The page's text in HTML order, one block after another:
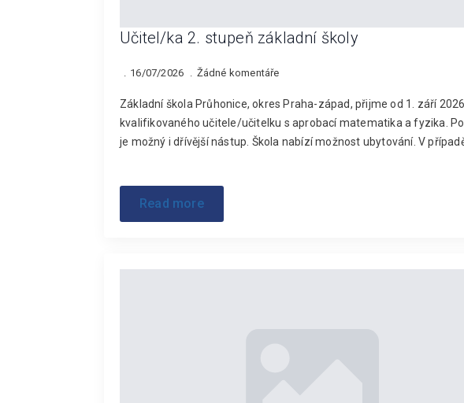
Učitel/ka 2. stupeň základní školy
16/07/2026 Žádné komentáře
Základní škola Průhonice, okres Praha-západ, přijme od 1. září 2026
kvalifikovaného učitele/učitelku s aprobací matematika a fyzika.
je možný i dřívější nástup. Škola nabízí možnost ubytování. V
Read more